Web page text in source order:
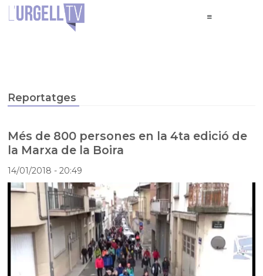
Reportatges
Més de 800 persones en la 4ta edició de
la Marxa de la Boira
14/01/2018- 20:49